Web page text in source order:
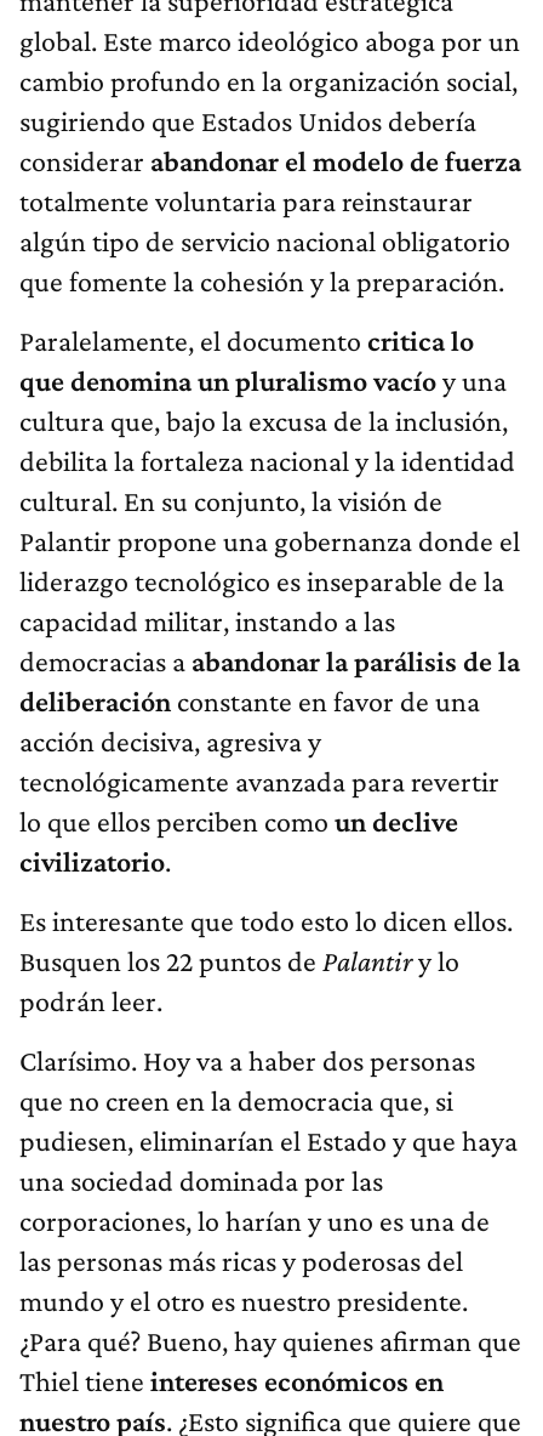
global. Este marco ideológico aboga por un
cambio profundo en la organización social,
sugiriendo que Estados Unidos debería
considerar abandonar el modelo de fuerza
totalmente voluntaria para reinstaurar
algún tipo de servicio nacional obligatorio
que fomente la cohesión y la preparación.
Paralelamente, el documento critica lo
que denomina un pluralismo vacíoy una
cultura que, bajo la excusa de la inclusión,
debilita la fortaleza nacional y la identidad
cultural. En su conjunto, la visión de
Palantir propone una gobernanza donde el
liderazgo tecnológico es inseparable de la
capacidad militar, instando a las
democracias a abandonar la parálisis de la
deliberación constante en favor de una
acción decisiva, agresiva y
tecnológicamente avanzada para revertir
lo que ellos perciben como un declive
civilizatorio.
Es interesante que todo esto lo dicen ellos.
Busquen los 22 puntos de Palantiry lo
podrán leer.
Clarísimo. Hoy va a haber dos personas
que no creen en la democracia que, si
pudiesen, eliminarían el Estado y que haya
una sociedad dominada por las
corporaciones, lo harían y uno es una de
las personas más ricas y poderosas del
mundo y el otro es nuestro presidente.
¿Para qué? Bueno, hay quienes afirman que
Thiel tiene intereses económicos en
nuestro país. ¿Esto significa que quiere que